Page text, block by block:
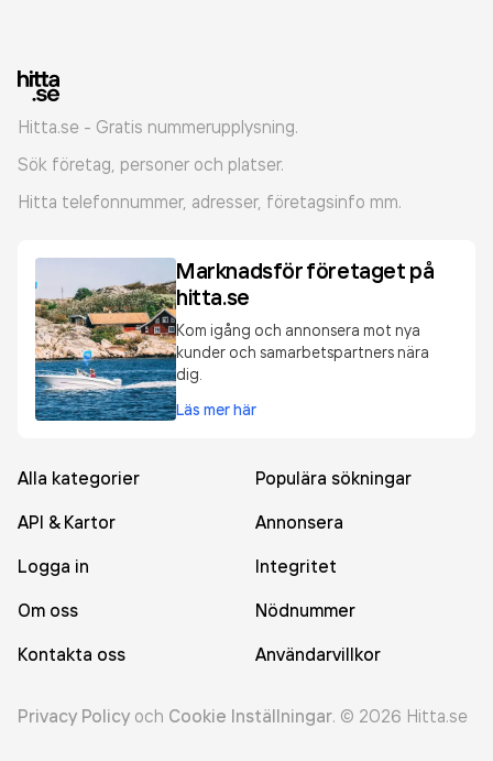
Hitta.se - Gratis nummerupplysning.
Sök företag, personer och platser.
Hitta telefonnummer, adresser, företagsinfo mm.
Marknadsför företaget på
hitta.se
Kom igång och annonsera mot nya
kunder och samarbetspartners nära
dig.
Läs mer här
Alla kategorier
Populära sökningar
API & Kartor
Annonsera
Logga in
Integritet
Om oss
Nödnummer
Kontakta oss
Användarvillkor
Privacy Policy och Cookie Inställningar. © 2026 Hitta.se